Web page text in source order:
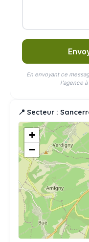
En envoyant ce
l'agence
📍 Secteur :
+
−